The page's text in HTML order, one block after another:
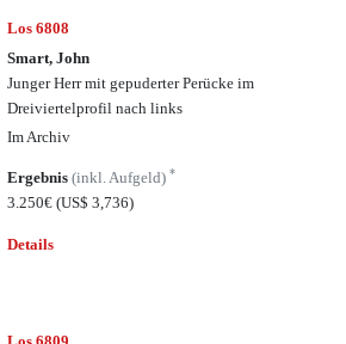
Los 6808
Smart, John
Junger Herr mit gepuderter Perücke im
Dreiviertelprofil nach links
Im Archiv
Ergebnis(inkl. Aufgeld)*
3.250€(US$ 3,736)
Details